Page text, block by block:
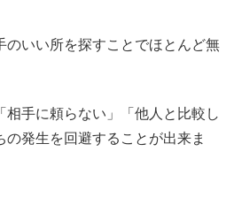
のいい所を探すことでほとんど無
相手に頼らない」「他人と比較し
の発生を回避することが出来ま